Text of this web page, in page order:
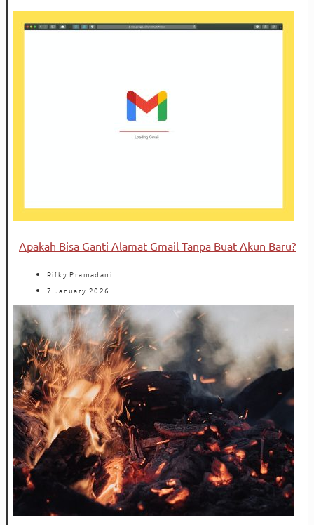
Apakah Bisa Ganti Alamat Gmail Tanpa Buat Akun Baru?
Rifky Pramadani
7 January 2026